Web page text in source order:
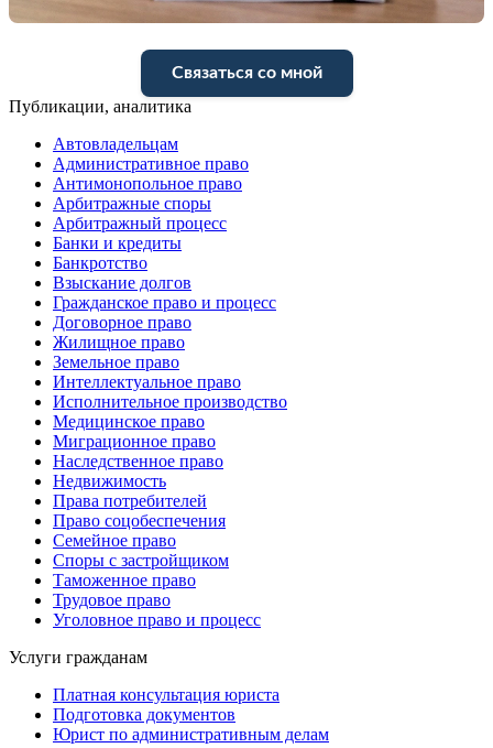
Связаться со мной
Публикации, аналитика
Автовладельцам
Административное право
Антимонопольное право
Арбитражные споры
Арбитражный процесс
Банки и кредиты
Банкротство
Взыскание долгов
Гражданское право и процесс
Договорное право
Жилищное право
Земельное право
Интеллектуальное право
Исполнительное производство
Медицинское право
Миграционное право
Наследственное право
Недвижимость
Права потребителей
Право соцобеспечения
Семейное право
Споры с застройщиком
Таможенное право
Трудовое право
Уголовное право и процесс
Услуги гражданам
Платная консультация юриста
Подготовка документов
Юрист по административным делам